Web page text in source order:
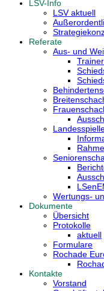
LSV-Info
LSV aktuell
Referate
Aus- und
Wertungs-
Dokumente
Übersicht
Protokolle
aktuell
Formulare
Rochade
Kontakte
Vorstand